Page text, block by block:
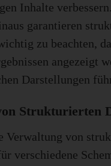
Inhalte
garantieren
zu beachten,
Darstellungen
Strukturierten
von
verschiedene